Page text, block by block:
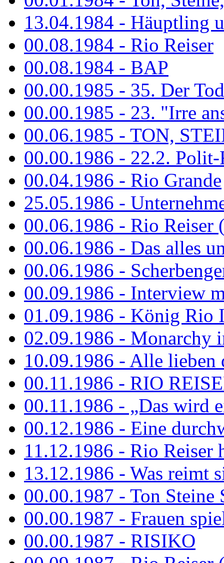
13.04.1984 - Häuptling
00.08.1984 - Rio Reiser
00.08.1984 - BAP
00.00.1985 - 35. Der
00.00.1985 - 23. "Irre
00.06.1985 - TON,
00.00.1986 - 22.2.
00.04.1986 - Rio Grande
25.05.1986 -
00.06.1986 - Rio Reiser
00.06.1986 - Das alles
00.06.1986 -
00.09.1986 - Interview
01.09.1986 - König Rio
02.09.1986 - Monarchy
10.09.1986 - Alle lieben
00.11.1986 - RIO
00.11.1986 - „Das wird
00.12.1986 - Eine
11.12.1986 - Rio Reiser
13.12.1986 - Was reimt
00.00.1987 - Ton Steine
00.00.1987 - Frauen
00.00.1987 - RISIKO